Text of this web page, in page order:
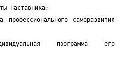
наставника;
профессионального саморазвития
программа его